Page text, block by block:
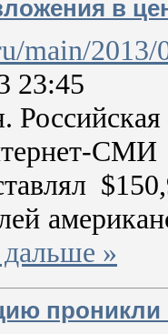
в
main/2013/
23:45
СМИ
»
проникли